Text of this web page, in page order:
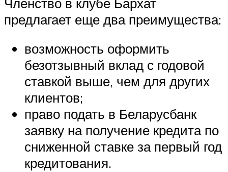
предлагает еще два преимущества:
возможность оформить
безотзывный вклад с годовой
ставкой выше, чем для других
клиентов;
право подать в Беларусбанк
заявку на получение кредита по
сниженной ставке за первый год
кредитования.